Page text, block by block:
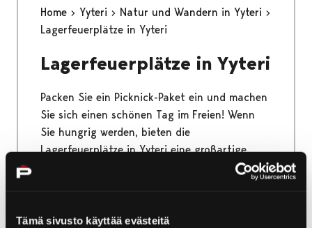
Tämä sivusto käyttää evästeitä
Home Yyteri
Natur und Wandern in Yyteri
Lagerfeuerplätze in Yyteri
Lagerfeuerplätze in Yyteri
Packen Sie ein Picknick-Paket ein und machen
Sie sich einen schönen Tag im Freien! Wenn
Sie hungrig werden, bieten die
Lagerfeuerplätze in Yyteri eine großartige